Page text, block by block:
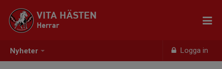
Nyheter Logga in
VITA HÄSTEN
Herrar